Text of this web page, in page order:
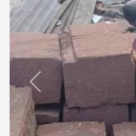
Previous